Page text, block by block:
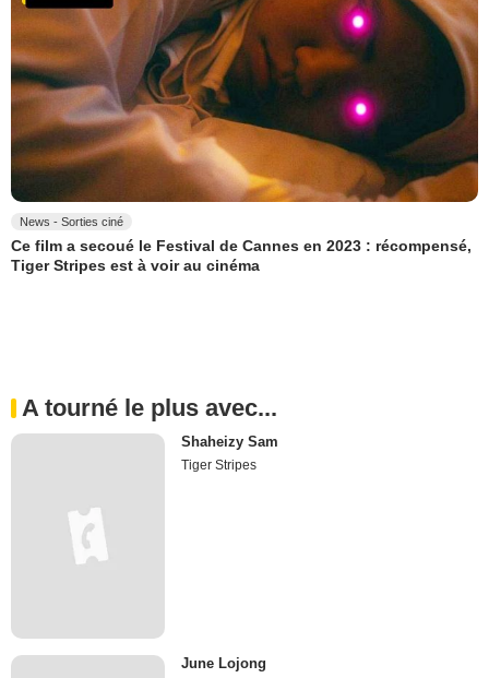
News - Sorties ciné
Ce film a secoué le Festival de Cannes en 2023 : récompensé,
Tiger Stripes est à voir au cinéma
A tourné le plus avec...
Shaheizy Sam
Tiger Stripes
June Lojong